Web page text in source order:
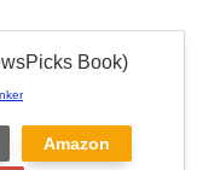
Book)
Amazon